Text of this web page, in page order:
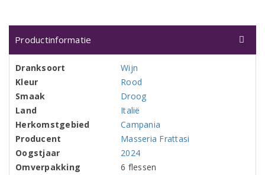
Productinformatie
Dranksoort
Wijn
Kleur
Rood
Smaak
Droog
Land
Italië
Herkomstgebied
Campania
Producent
Masseria Frattasi
Oogstjaar
2024
Omverpakking
6 flessen